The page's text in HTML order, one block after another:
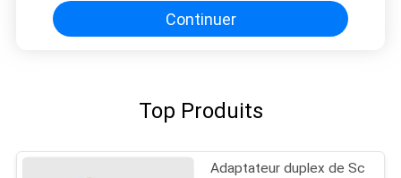
Continuer
Top Produits
Adaptateur duplex de Sc